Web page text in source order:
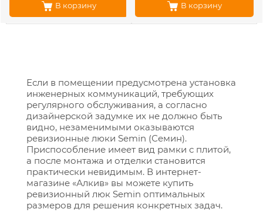
В корзину В корзину
Если в помещении предусмотрена установка
инженерных коммуникаций, требующих
регулярного обслуживания, а согласно
дизайнерской задумке их не должно быть
видно, незаменимыми оказываются
ревизионные люки Semin (Семин).
Приспособление имеет вид рамки с плитой,
а после монтажа и отделки становится
практически невидимым. В интернет-
магазине «Алкив»‎ вы можете купить
ревизионный люк Semin оптимальных
размеров для решения конкретных задач.